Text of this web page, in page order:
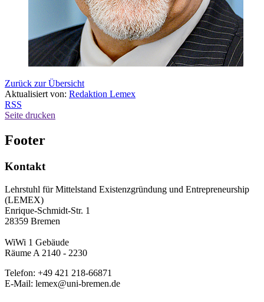
Zurück zur Übersicht
Aktualisiert von: Redaktion Lemex
RSS
Seite drucken
Footer
Kontakt
Lehrstuhl für Mittelstand Existenzgründung und Entrepreneurship
(LEMEX)
Enrique-Schmidt-Str. 1
28359 Bremen
WiWi 1 Gebäude
Räume A 2140 - 2230
Telefon: +49 421 218-66871
E-Mail: lemex@uni-bremen.de